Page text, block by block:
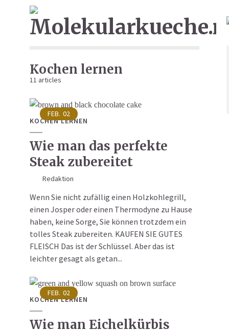
Kochen lernen
11 articles
FEB. 02
KOCHEN LERNEN
Wie man das perfekte
Steak zubereitet
Redaktion
Wenn Sie nicht zufällig einen Holzkohlegrill,
einen Josper oder einen Thermodyne zu Hause
haben, keine Sorge, Sie können trotzdem ein
tolles Steak zubereiten. KAUFEN SIE GUTES
FLEISCH Das ist der Schlüssel. Aber das ist
leichter gesagt als getan...
FEB. 02
KOCHEN LERNEN
Wie man Eichelkürbis